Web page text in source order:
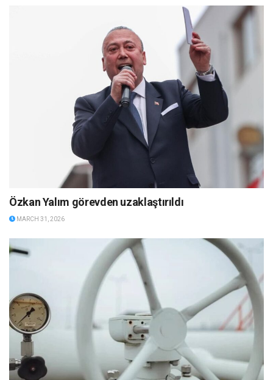
Özkan Yalım görevden uzaklaştırıldı
MARCH 31, 2026